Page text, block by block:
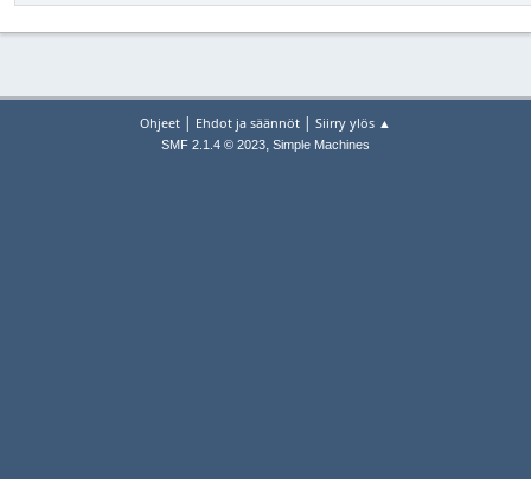
Ohjeet | Ehdot ja säännöt | Siirry ylös ▲
SMF 2.1.4 © 2023, Simple Machines